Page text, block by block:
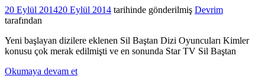
20 Eylül 201420 Eylül 2014 tarihinde gönderilmiş Devrim
tarafından
Yeni başlayan dizilere eklenen Sil Baştan Dizi Oyuncuları Kimler
konusu çok merak edilmişti ve en sonunda Star TV Sil Baştan
Okumaya devam et